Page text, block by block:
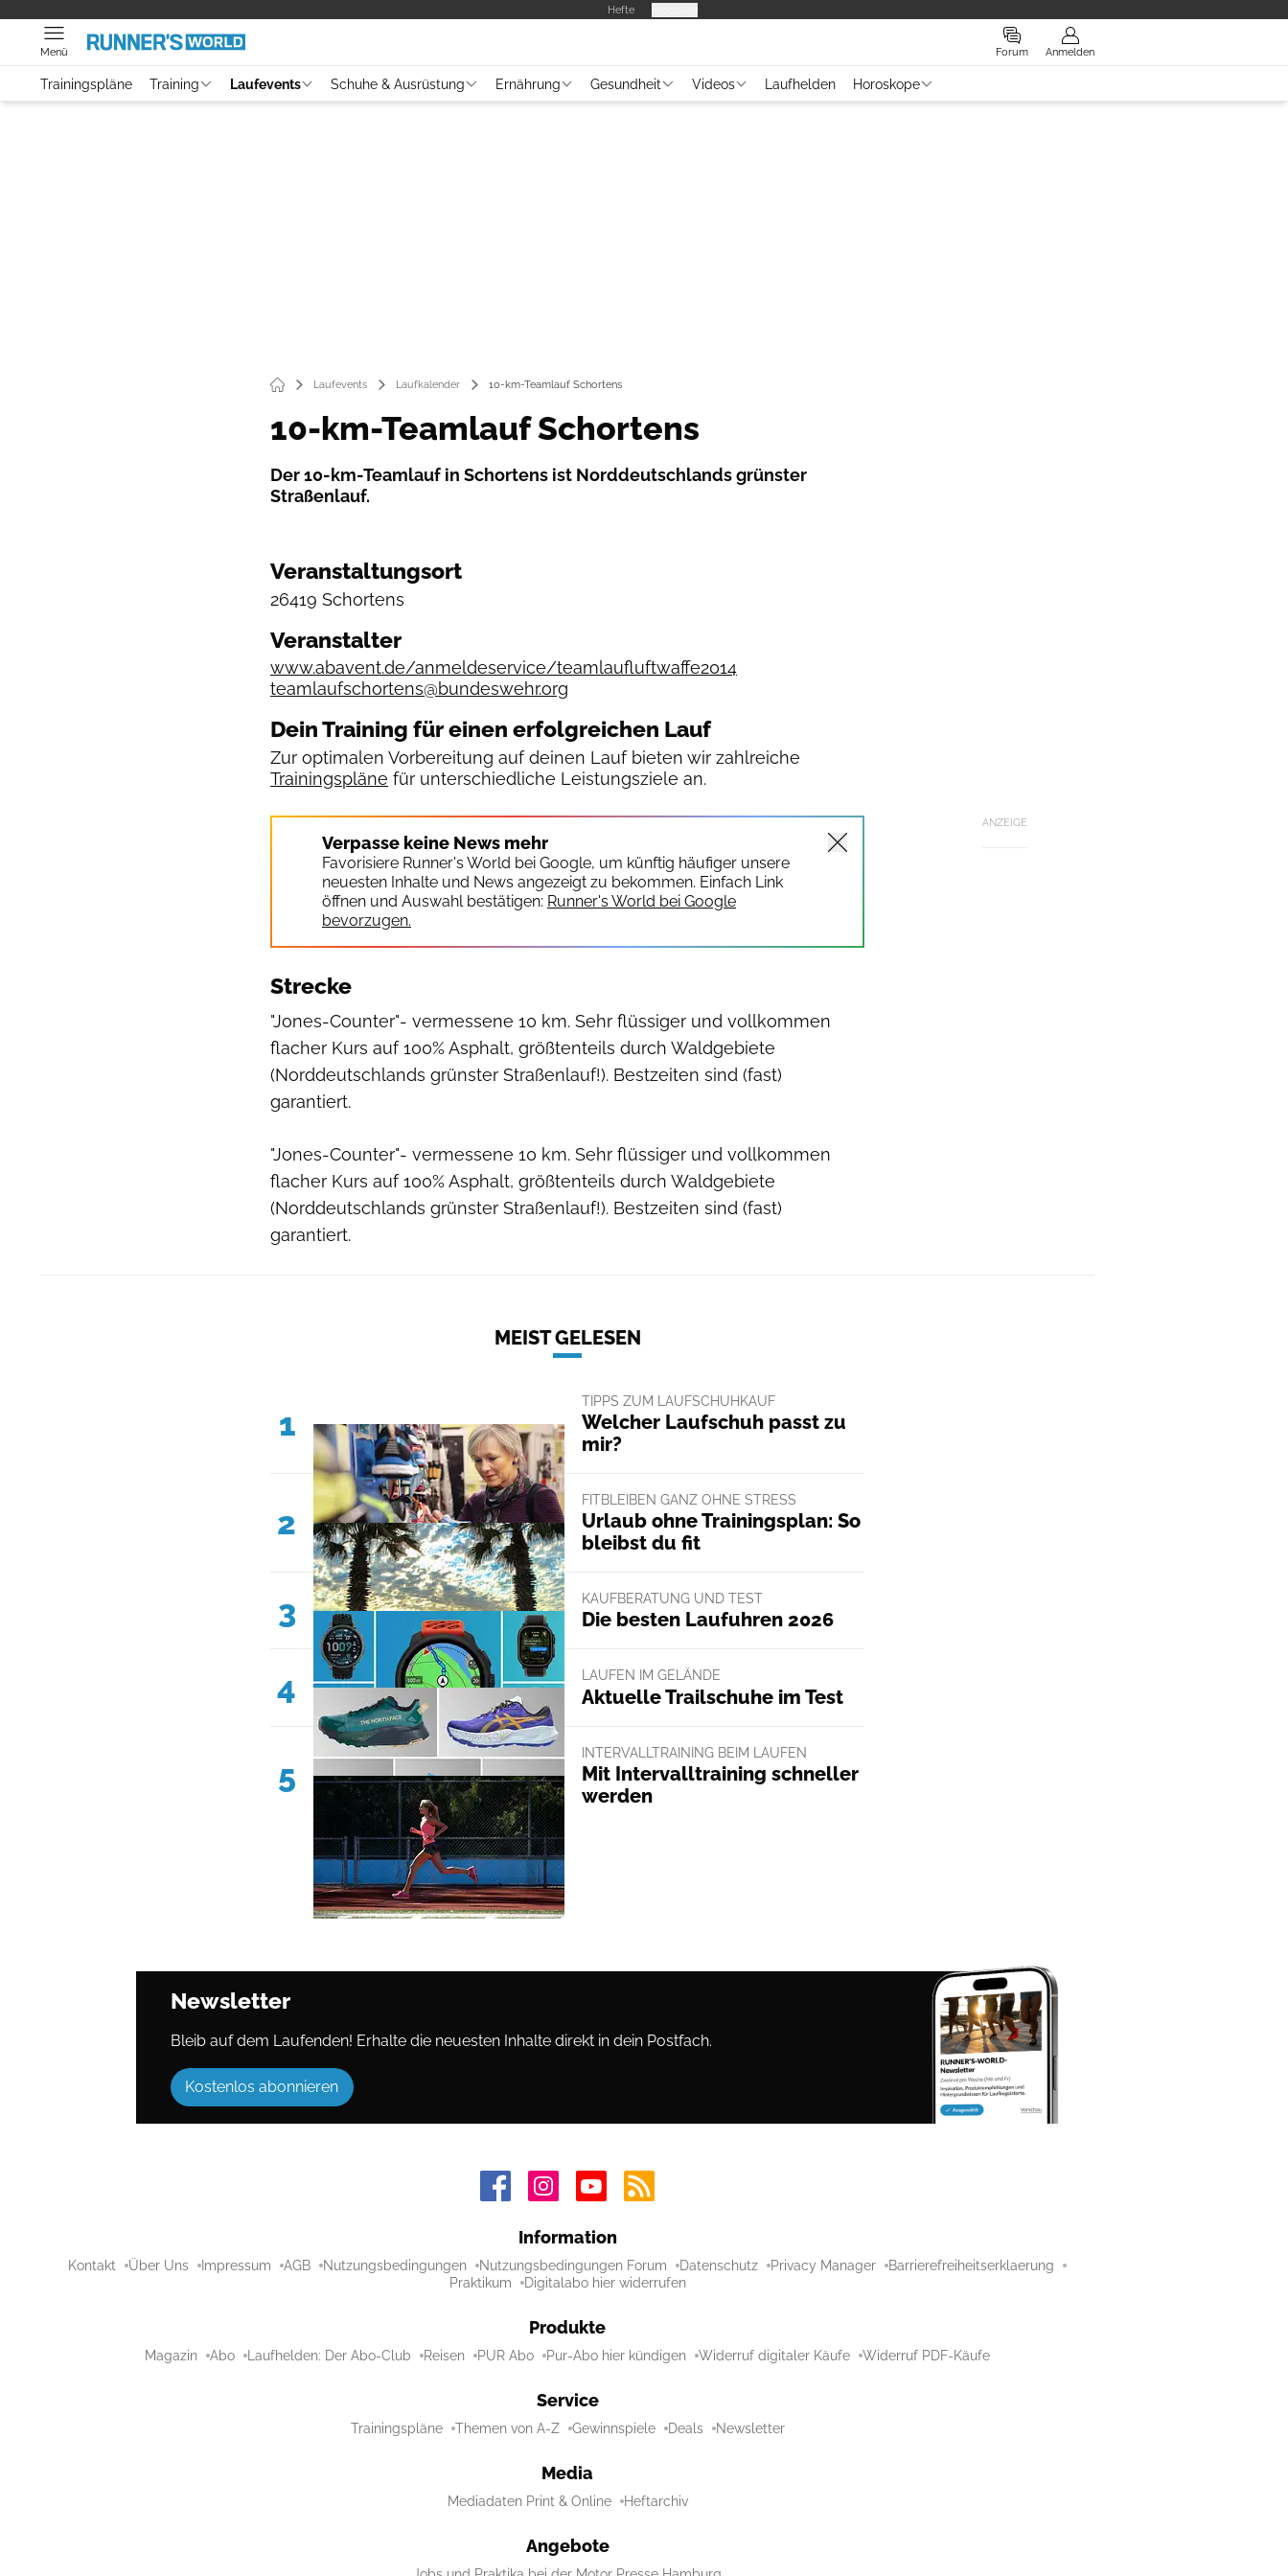
Hefte
Forum Anmelden
Menü
Trainingspläne Training Laufevents Schuhe & Ausrüstung Ernährung Gesundheit Videos Laufhelden Horoskope
Laufevents Laufkalender 10-km-Teamlauf Schortens
10-km-Teamlauf Schortens
Der 10-km-Teamlauf in Schortens ist Norddeutschlands grünster
Straßenlauf.
Veranstaltungsort
26419 Schortens
Veranstalter
www.abavent.de/anmeldeservice/teamlaufluftwaffe2014
teamlaufschortens@bundeswehr.org
Dein Training für einen erfolgreichen Lauf
Zur optimalen Vorbereitung auf deinen Lauf bieten wir zahlreiche
Trainingspläne für unterschiedliche Leistungsziele an.
ANZEIGE
Verpasse keine News mehr
Favorisiere Runner's World bei Google, um künftig häufiger unsere
neuesten Inhalte und News angezeigt zu bekommen. Einfach Link
öffnen und Auswahl bestätigen: Runner's World bei Google
bevorzugen.
Strecke
"Jones-Counter"- vermessene 10 km. Sehr flüssiger und vollkommen
flacher Kurs auf 100% Asphalt, größtenteils durch Waldgebiete
(Norddeutschlands grünster Straßenlauf!). Bestzeiten sind (fast)
garantiert.
"Jones-Counter"- vermessene 10 km. Sehr flüssiger und vollkommen
flacher Kurs auf 100% Asphalt, größtenteils durch Waldgebiete
(Norddeutschlands grünster Straßenlauf!). Bestzeiten sind (fast)
garantiert.
MEIST GELESEN
1
TIPPS ZUM LAUFSCHUHKAUF
Welcher Laufschuh passt zu
mir?
2
FITBLEIBEN GANZ OHNE STRESS
Urlaub ohne Trainingsplan: So
bleibst du fit
3 KAUFBERATUNG UND TEST
Die besten Laufuhren 2026
4 LAUFEN IM GELÄNDE
Aktuelle Trailschuhe im Test
5
INTERVALLTRAINING BEIM LAUFEN
Mit Intervalltraining schneller
werden
Newsletter
Bleib auf dem Laufenden! Erhalte die neuesten Inhalte direkt in dein Postfach.
Kostenlos abonnieren
Information
Kontakt Über Uns Impressum AGB Nutzungsbedingungen Nutzungsbedingungen Forum Datenschutz Privacy Manager
Barrierefreiheitserklaerung
Praktikum
Digitalabo hier widerrufen
Produkte
Magazin Abo Laufhelden: Der Abo-Club Reisen PUR Abo Pur-Abo hier kündigen Widerruf digitaler Käufe Widerruf PDF-Käufe
Service
Trainingspläne Themen von A-Z Gewinnspiele Deals Newsletter
Media
Mediadaten Print & Online Heftarchiv
Angebote